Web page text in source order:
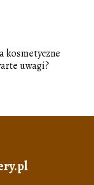
kosmetyczne
uwagi?